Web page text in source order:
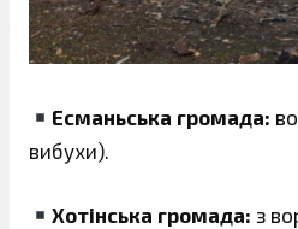
Есманьська громада:
вибухи).
Хотінська громада: з